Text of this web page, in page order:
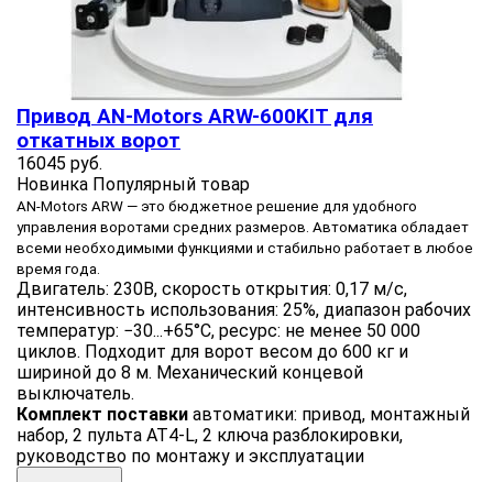
Привод AN-Motors ARW-600KIT для
откатных ворот
16045 руб.
Новинка Популярный товар
AN-Motors ARW — это бюджетное решение для удобного
управления воротами средних размеров. Автоматика обладает
всеми необходимыми функциями и стабильно работает в любое
время года.
Двигатель: 230В, скорость открытия: 0,17 м/с,
интенсивность использования: 25%, диапазон рабочих
температур: −30...+65°С, ресурс: не менее 50 000
циклов. Подходит для ворот весом до 600 кг и
шириной до 8 м. Механический концевой
выключатель.
Комплект поставки автоматики: привод, монтажный
набор, 2 пульта AT4-L, 2 ключа разблокировки,
руководство по монтажу и эксплуатации